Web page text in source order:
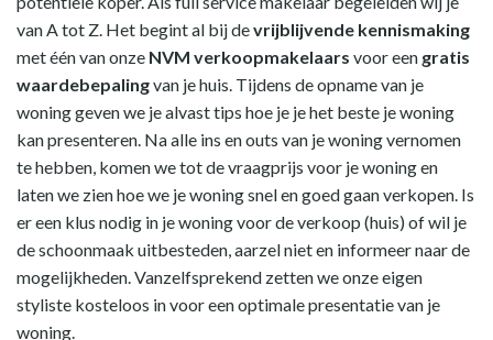
van A tot Z. Het begint al bij devrijblijvende kennismaking
met één van onze NVM verkoopmakelaars voor een gratis
waardebepalingvan je huis. Tijdens de opname van je
woning geven we je alvast tips hoe je je het beste je woning
kan presenteren. Na alle ins en outs van je woning vernomen
te hebben, komen we tot de vraagprijs voor je woning en
laten we zien hoe we je woning snel en goed gaan verkopen. Is
er een klus nodig in je woning voor de verkoop (huis) of wil je
de schoonmaak uitbesteden, aarzel niet en informeer naar de
mogelijkheden. Vanzelfsprekend zetten we onze eigen
styliste kosteloos in voor een optimale presentatie van je
woning.